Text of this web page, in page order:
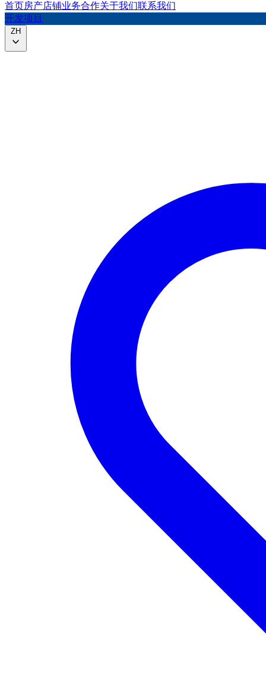
首页房产店铺业务合作关于我们联系我们
开发项目